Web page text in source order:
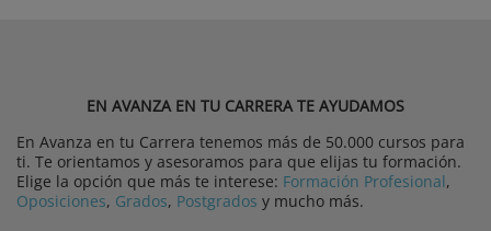
EN AVANZA EN TU CARRERA TE AYUDAMOS
En Avanza en tu Carrera tenemos más de 50.000 cursos para
ti. Te orientamos y asesoramos para que elijas tu formación.
Elige la opción que más te interese: Formación Profesional,
Oposiciones, Grados, Postgrados y mucho más.